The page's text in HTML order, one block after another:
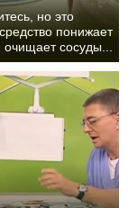
но это
понижает
сосуды...